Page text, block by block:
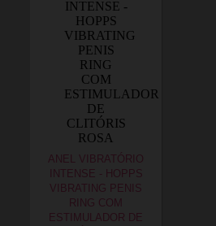
ANEL VIBRATÓRIO
INTENSE - HOPPS
VIBRATING PENIS
RING COM
ESTIMULADOR DE